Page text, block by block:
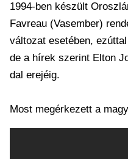
1994-ben készült
Favreau (Vasember)
változat esetében,
de a hírek szerint Elton
dal erejéig.
Most megérkezett a